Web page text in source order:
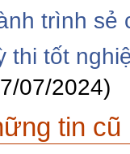
trình sẻ
thi tốt
07/2024)
tin cũ